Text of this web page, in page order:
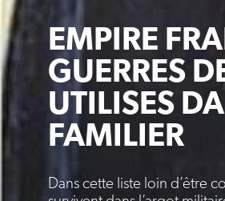
EMPIRE
GUERRES
UTILISES
FAMILIER
Dans cette liste loin d’être